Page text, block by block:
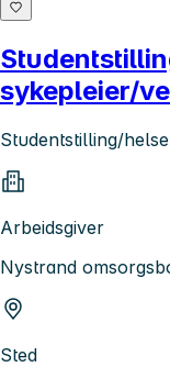
sykepleier/
Studentstilling/
Arbeidsgiver
Nystrand
Sted